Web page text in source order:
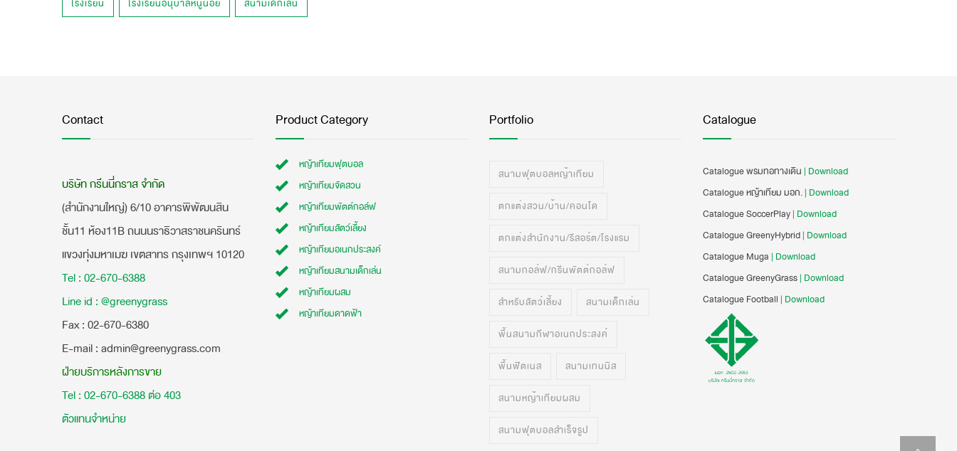
โรงเรียน โรงเรียนอนุบาลหนูน้อย สนามเด็กเล่น
Contact
บริษัท กรีนนี่กราส จำกัด
(สำนักงานใหญ่) 6/10 อาคารพิพัฒนสิน
ชั้น11 ห้อง11B ถนนนราธิวาสราชนครินทร์
แขวงทุ่งมหาเมฆ เขตสาทร กรุงเทพฯ 10120
Tel : 02-670-6388
Line id : @greenygrass
​Fax : 02-670-6380
E-mail : admin@greenygrass.com
ฝ่ายบริการหลังการขาย
Tel : 02-670-6388 ต่อ 403
ตัวแทนจำหน่าย
Product Category
หญ้าเทียมฟุตบอล
หญ้าเทียมจัดสวน
หญ้าเทียมพัตต์กอล์ฟ
หญ้าเทียมสัตว์เลี้ยง
หญ้าเทียมอเนกประสงค์
หญ้าเทียมสนามเด็กเล่น
หญ้าเทียมผสม
หญ้าเทียมดาดฟ้า
Portfolio
สนามฟุตบอลหญ้าเทียม
ตกแต่งสวน/บ้าน/คอนโด
ตกแต่งสำนักงาน/รีสอร์ต/โรงแรม
สนามกอล์ฟ/กรีนพัตต์กอล์ฟ
สำหรับสัตว์เลี้ยง สนามเด็กเล่น
พื้นสนามกีฬาอเนกประสงค์
พื้นฟิตเนส สนามเทนนิส
สนามหญ้าเทียมผสม
สนามฟุตบอลสำเร็จรูป
Catalogue
Catalogue พรมทอทางเดิน | Download
Catalogue หญ้าเทียม มอก.| Download
Catalogue SoccerPlay| Download
Catalogue GreenyHybrid| Download
Catalogue Muga | Download
Catalogue GreenyGrass| Download
Catalogue Football | Download